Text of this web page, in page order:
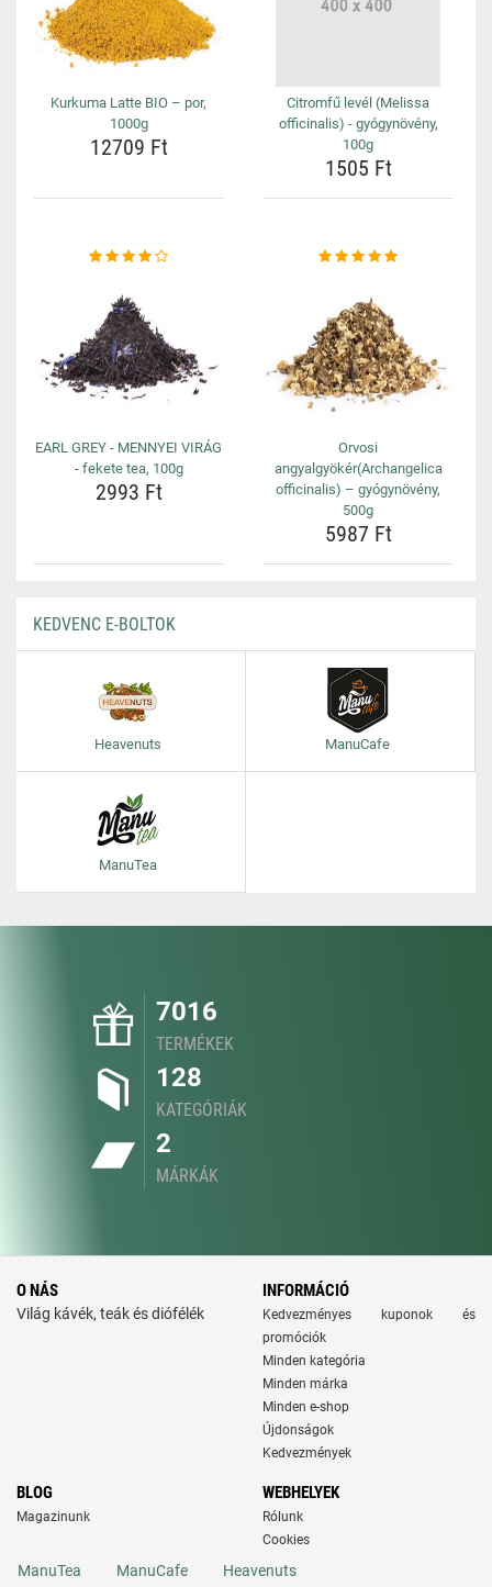
Kurkuma Latte BIO – por,
1000g
12709 Ft
Citromfű levél (Melissa
officinalis) - gyógynövény,
100g
1505 Ft
EARL GREY - MENNYEI VIRÁG
- fekete tea, 100g
2993 Ft
Orvosi
angyalgyökér(Archangelica
officinalis) – gyógynövény,
500g
5987 Ft
KEDVENC E-BOLTOK
Heavenuts ManuCafe
ManuTea
7016
TERMÉKEK
128
KATEGÓRIÁK
2
MÁRKÁK
O NÁS
Világ kávék, teák és diófélék
INFORMÁCIÓ
Kedvezményes kuponok és
promóciók
Minden kategória
Minden márka
Minden e-shop
Újdonságok
Kedvezmények
BLOG
Magazinunk
WEBHELYEK
Rólunk
Cookies
ManuTea ManuCafe Heavenuts